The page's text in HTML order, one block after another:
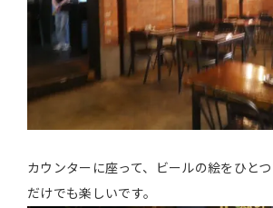
カウンターに座って、ビールの絵をひと
だけでも楽しいです。